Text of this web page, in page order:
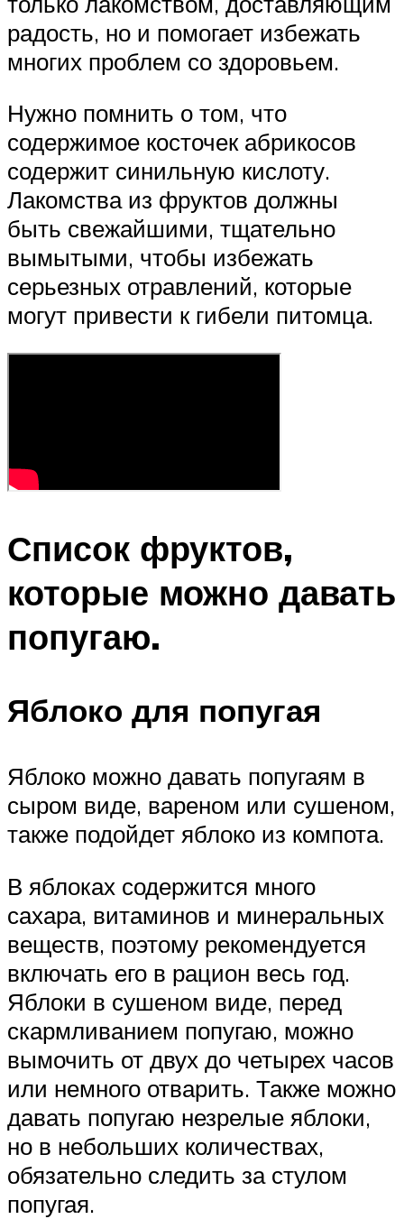
радость, но и помогает избежать
многих проблем со здоровьем.
Нужно помнить о том, что
содержимое косточек абрикосов
содержит синильную кислоту.
Лакомства из фруктов должны
быть свежайшими, тщательно
вымытыми, чтобы избежать
серьезных отравлений, которые
могут привести к гибели питомца.
Список фруктов,
которые можно давать
попугаю.
Яблоко для попугая
Яблоко можно давать попугаям в
сыром виде, вареном или сушеном,
также подойдет яблоко из компота.
В яблоках содержится много
сахара, витаминов и минеральных
веществ, поэтому рекомендуется
включать его в рацион весь год.
Яблоки в сушеном виде, перед
скармливанием попугаю, можно
вымочить от двух до четырех часов
или немного отварить. Также можно
давать попугаю незрелые яблоки,
но в небольших количествах,
обязательно следить за стулом
попугая.